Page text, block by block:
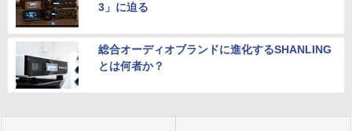
3」に迫る
総合オーディオブランドに進化するSHANLING
とは何者か？